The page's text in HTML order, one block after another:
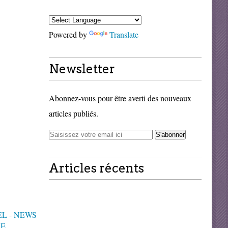
Powered by Translate
Newsletter
Abonnez-vous pour être averti des nouveaux
articles publiés.
Articles récents